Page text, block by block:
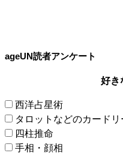
ageUN読者アンケート
好き
西洋占星術
タロットなどのカード
四柱推命
手相・顔相